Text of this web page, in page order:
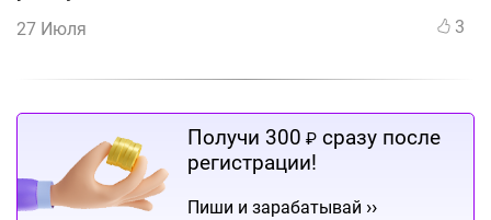
27 Июля 3
Получи 300 ₽ сразу после
регистрации!
Пиши и зарабатывай ››